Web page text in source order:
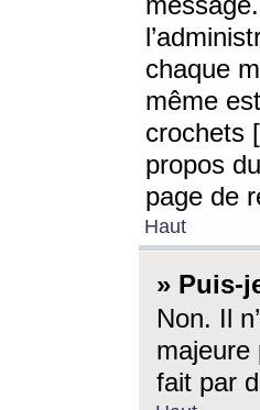
chaque
même
crochets
propos
page de
Haut
» Puis-
Non. Il
majeure
fait par